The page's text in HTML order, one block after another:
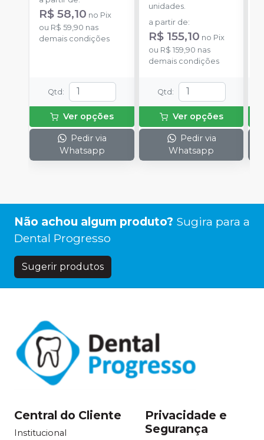
R$ 58,10 no Pix
ou R$ 59,90 nas
demais condições
Qtd :
Ver opções
Pedir via
Whatsapp
unidades.
a partir de:
R$ 155,10 no Pix
ou R$ 159,90 nas
demais condições
Qtd :
Ver opções
Pedir via
Whatsapp
Não achou algum produto? Sugira para a
Dental Progresso
Sugerir produtos
Central do Cliente
Institucional
Privacidade e
Segurança